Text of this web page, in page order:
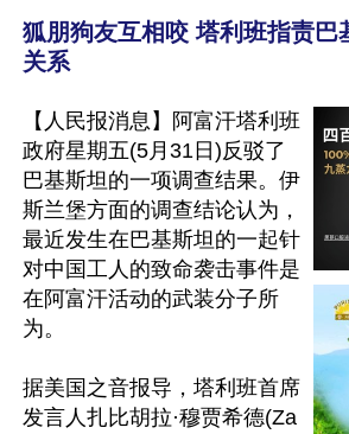
狐朋狗友互相咬 塔利班指责巴
关系
【人民报消息】阿富汗塔利班
政府星期五(5月31日)反驳了
巴基斯坦的一项调查结果。伊
斯兰堡方面的调查结论认为，
最近发生在巴基斯坦的一起针
对中国工人的致命袭击事件是
在阿富汗活动的武装分子所
为。
据美国之音报导，塔利班首席
发言人扎比胡拉·穆贾希德(Za